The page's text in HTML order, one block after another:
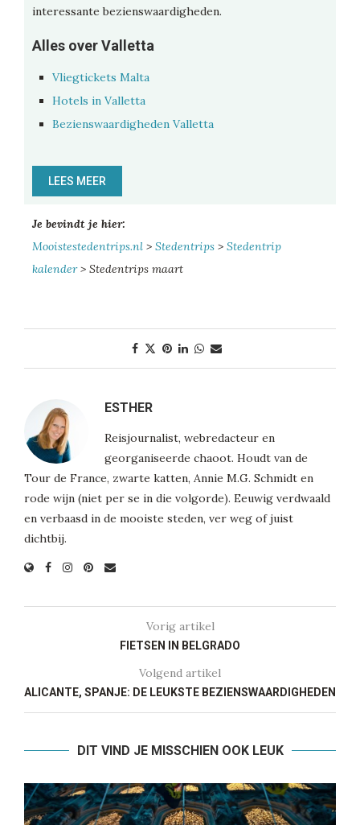
interessante bezienswaardigheden.
Alles over Valletta
Vliegtickets Malta
Hotels in Valletta
Bezienswaardigheden Valletta
LEES MEER
Je bevindt je hier:
Mooistestedentrips.nl > Stedentrips > Stedentrip
kalender> Stedentrips maart
ESTHER
Reisjournalist, webredacteur en
georganiseerde chaoot. Houdt van de
Tour de France, zwarte katten, Annie M.G. Schmidt en
rode wijn (niet per se in die volgorde). Eeuwig verdwaald
en verbaasd in de mooiste steden, ver weg of juist
dichtbij.
Vorig artikel
FIETSEN IN BELGRADO
Volgend artikel
ALICANTE, SPANJE: DE LEUKSTE BEZIENSWAARDIGHEDEN
DIT VIND JE MISSCHIEN OOK LEUK